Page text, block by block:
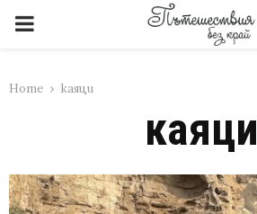
PRIMARY
Home каяци
каяци